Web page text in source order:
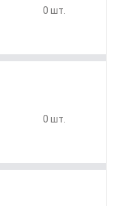
0 шт.
0 шт.